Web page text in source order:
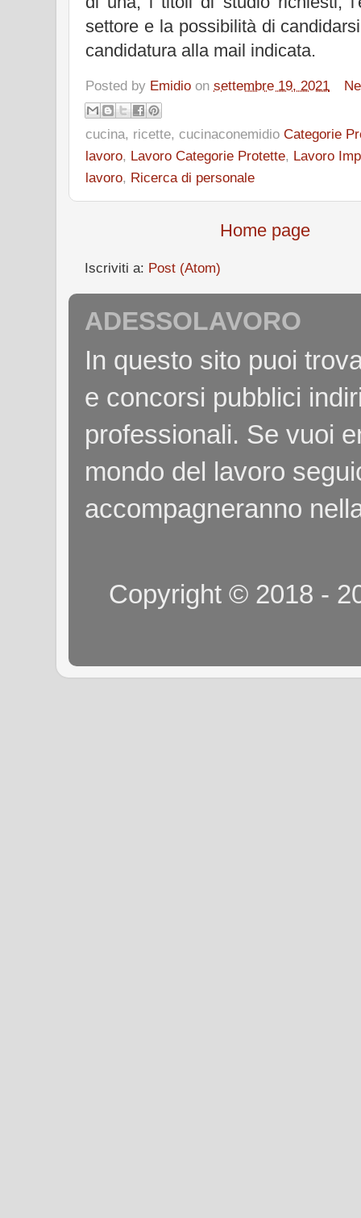
settore e la possibilità di
candidatura alla mail indicata.
Posted by Emidio on settembre 19, 2021
cucina, ricette, cucinaconemidio Categorie
lavoro, Lavoro Categorie Protette, Lavoro
lavoro, Ricerca di personale
Home page
Iscriviti a: Post (Atom)
ADESSOLAVORO
In questo sito puoi
e concorsi pubblici
professionali. Se vuoi
mondo del lavoro
accompagneranno
Copyright © 2018 -